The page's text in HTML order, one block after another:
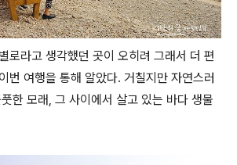
로라고 생각했던 곳이 오히려 그래서 더 편
번 여행을 통해 알았다. 거칠지만 자연스러
한 모래, 그 사이에서 살고 있는 바다 생물